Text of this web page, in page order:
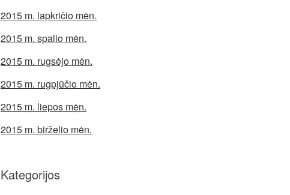
2015 m. lapkričio mėn.
2015 m. spalio mėn.
2015 m. rugsėjo mėn.
2015 m. rugpjūčio mėn.
2015 m. liepos mėn.
2015 m. birželio mėn.
Kategorijos